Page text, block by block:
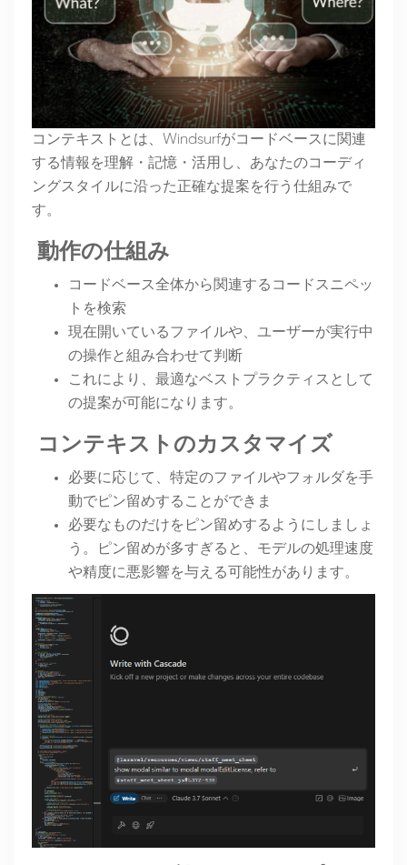
コンテキストとは、Windsurfがコードベースに関連
する情報を理解・記憶・活用し、あなたのコーディ
ングスタイルに沿った正確な提案を行う仕組みで
す。
動作の仕組み
コードベース全体から関連するコードスニペッ
トを検索
現在開いているファイルや、ユーザーが実行中
の操作と組み合わせて判断
これにより、最適なベストプラクティスとして
の提案が可能になります。
コンテキストのカスタマイズ
必要に応じて、特定のファイルやフォルダを手
動でピン留めすることができま
必要なものだけをピン留めするようにしましょ
う。ピン留めが多すぎると、モデルの処理速度
や精度に悪影響を与える可能性があります。